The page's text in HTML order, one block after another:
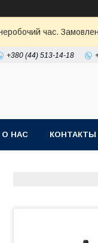
час.
+380 (44) 513-14-18
О НАС КОНТАКТЫ